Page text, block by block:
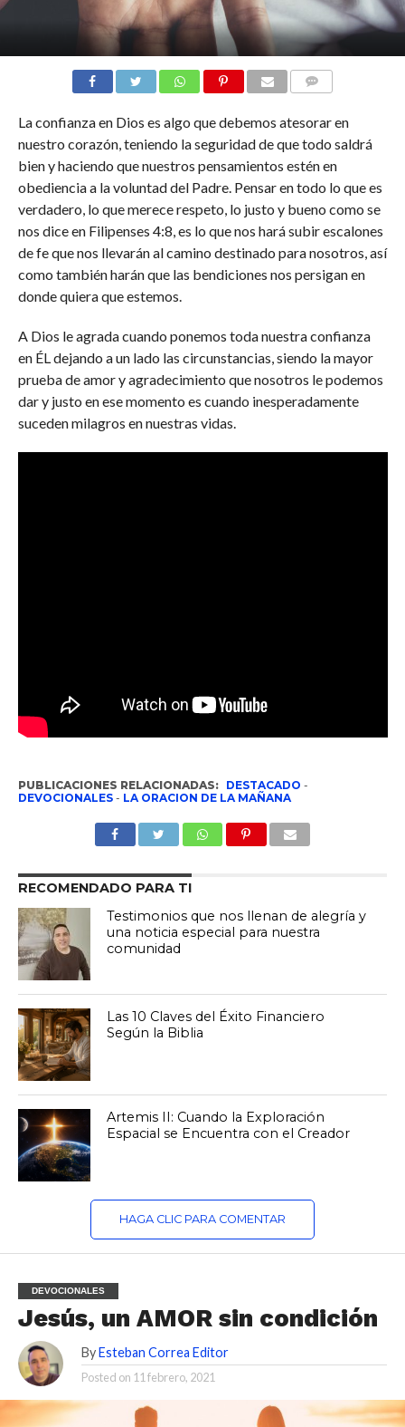
La confianza en Dios es algo que debemos atesorar en
nuestro corazón, teniendo la seguridad de que todo saldrá
bien y haciendo que nuestros pensamientos estén en
obediencia a la voluntad del Padre. Pensar en todo lo que es
verdadero, lo que merece respeto, lo justo y bueno como se
nos dice en Filipenses 4:8, es lo que nos hará subir escalones
de fe que nos llevarán al camino destinado para nosotros, así
como también harán que las bendiciones nos persigan en
donde quiera que estemos.
A Dios le agrada cuando ponemos toda nuestra confianza
en ÉL dejando a un lado las circunstancias, siendo la mayor
prueba de amor y agradecimiento que nosotros le podemos
dar y justo en ese momento es cuando inesperadamente
suceden milagros en nuestras vidas.
PUBLICACIONES RELACIONADAS: DESTACADO -
DEVOCIONALES- LA ORACION DE LA MAÑANA
RECOMENDADO PARA TI
Testimonios que nos llenan de alegría y
una noticia especial para nuestra
comunidad
Las 10 Claves del Éxito Financiero
Según la Biblia
Artemis II: Cuando la Exploración
Espacial se Encuentra con el Creador
HAGA CLIC PARA COMENTAR
DEVOCIONALES
Jesús, un AMOR sin condición
By Esteban Correa Editor
Posted on 11 febrero, 2021